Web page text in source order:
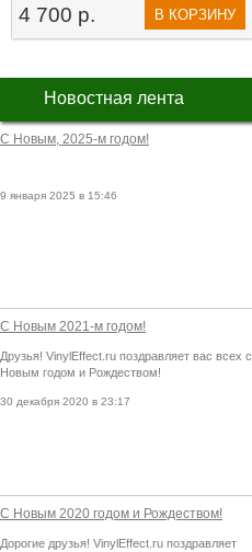
4 700 р. В КОРЗИНУ
Новостная лента
С Новым, 2025-м годом!
9 января 2025 в 15:46
С Новым 2021-м годом!
Друзья! VinylEffect.ru поздравляет вас всех с
Новым годом и Рождеством!
30 декабря 2020 в 23:17
С Новым 2020 годом и Рождеством!
Дорогие друзья! VinylEffect.ru поздравляет